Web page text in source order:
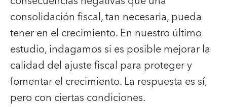
consolidación fiscal, tan necesaria, pueda
tener en el crecimiento. En nuestro último
estudio, indagamos si es posible mejorar la
calidad del ajuste fiscal para proteger y
fomentar el crecimiento. La respuesta es sí,
pero con ciertas condiciones.